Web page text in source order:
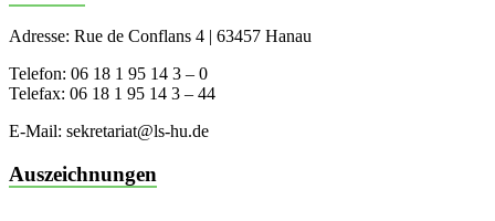
Adresse: Rue de Conflans 4 | 63457 Hanau
Telefon: 06 18 1 95 14 3 – 0
Telefax: 06 18 1 95 14 3 – 44
E-Mail: sekretariat@ls-hu.de
Auszeichnungen